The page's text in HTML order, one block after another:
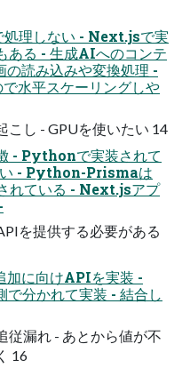
理しない - Next.jsで実
ある - 生成AIへのコンテ
の読み込みや変換処理 -
水平スケーリングしや
こし - GPUを使いたい 14
- Pythonで実装されて
い - Python-Prismaは
れている - Next.jsアプ
を提供する必要がある
加に向けAPIを実装 -
分かれて実装 - 結合し
従漏れ - あとから値が不
16